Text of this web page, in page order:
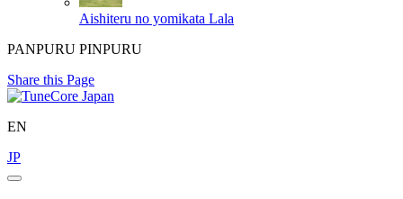
Aishiteru no yomikata Lala
PANPURU PINPURU
Share this Page
EN
JP